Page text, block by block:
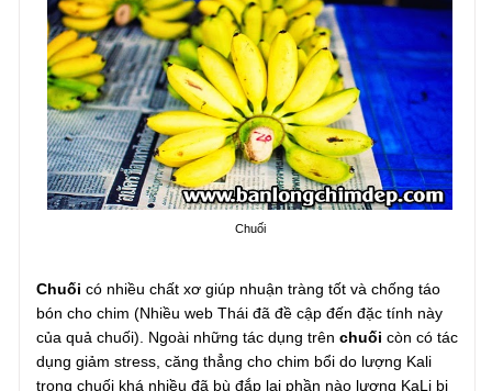
Chuối
Chuối có nhiều chất xơ giúp nhuận tràng tốt và chống táo
bón cho chim (Nhiều web Thái đã đề cập đến đặc tính này
của quả chuối). Ngoài những tác dụng trên chuối còn có tác
dụng giảm stress, căng thẳng cho chim bổi do lượng Kali
trong chuối khá nhiều đã bù đắp lại phần nào lượng KaLi bị